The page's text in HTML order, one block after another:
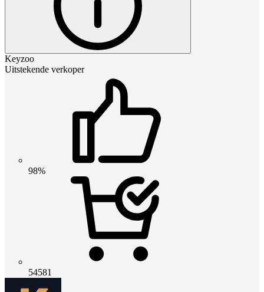
Keyzoo
Uitstekende verkoper
98%
54581